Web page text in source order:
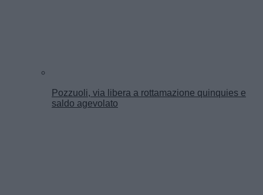
Pozzuoli, via libera a rottamazione quinquies e
saldo agevolato